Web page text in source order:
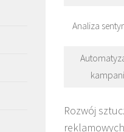
Analiza
Rozwój